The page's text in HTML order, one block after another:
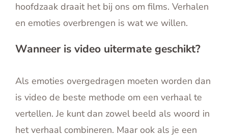
hoofdzaak draait het bij ons om films. Verhalen
en emoties overbrengen is wat we willen.
Wanneer is video uitermate geschikt?
Als emoties overgedragen moeten worden dan
is video de beste methode om een verhaal te
vertellen. Je kunt dan zowel beeld als woord in
het verhaal combineren. Maar ook als je een